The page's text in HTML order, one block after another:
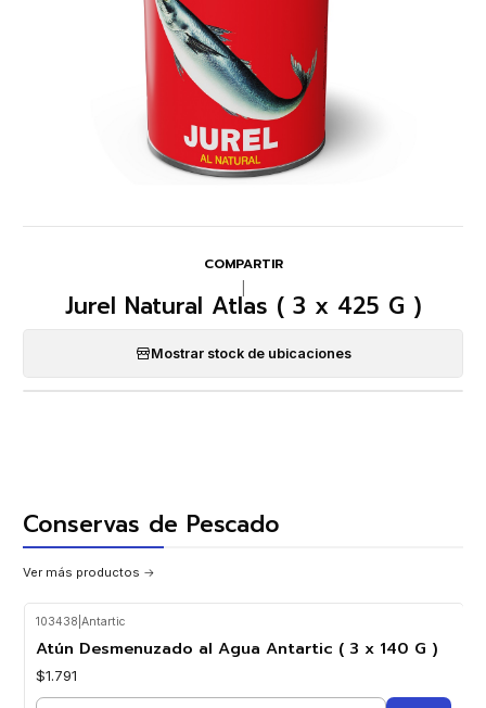
COMPARTIR
Jurel Natural Atlas ( 3 x 425 G )
Mostrar stock de ubicaciones
Conservas de Pescado
Ver más productos
103438 Antartic
Atún Desmenuzado al Agua Antartic ( 3 x 140 G )
$1.791